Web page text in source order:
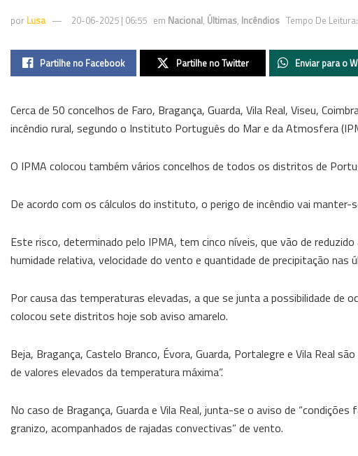
por Lusa 20-06-2025 | 06:55 em Nacional, Últimas, Incêndios Tempo De
Partilhe no Facebook Partilhe no Twitter Enviar para o
Cerca de 50 concelhos de Faro, Bragança, Guarda, Vila Real, Viseu,
incêndio rural, segundo o Instituto Português do Mar e da Atmosfera
O IPMA colocou também vários concelhos de todos os distritos de
De acordo com os cálculos do instituto, o perigo de incêndio vai
Este risco, determinado pelo IPMA, tem cinco níveis, que vão de
humidade relativa, velocidade do vento e quantidade de precipitação nas
Por causa das temperaturas elevadas, a que se junta a possibilidade
colocou sete distritos hoje sob aviso amarelo.
Beja, Bragança, Castelo Branco, Évora, Guarda, Portalegre e Vila Real
de valores elevados da temperatura máxima”.
No caso de Bragança, Guarda e Vila Real, junta-se o aviso de
granizo, acompanhados de rajadas convectivas” de vento.